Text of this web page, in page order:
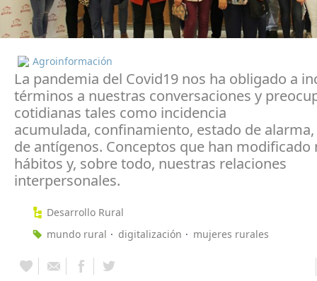
Agroinformación
La pandemia del Covid19 nos ha obligado a
términos a nuestras conversaciones y
cotidianas tales como incidencia
acumulada, confinamiento, estado de alarma,
de antígenos. Conceptos que han modificado
hábitos y, sobre todo, nuestras relaciones
interpersonales.
Desarrollo Rural
mundo rural
digitalización mujeres rurales